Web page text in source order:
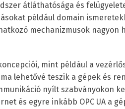
átláthatósága és
például domain
mechanizmusok nagyon
mint például a
lehetővé teszik a gépek és
nyílt szabványokon
és egyre inkább OPC UA a